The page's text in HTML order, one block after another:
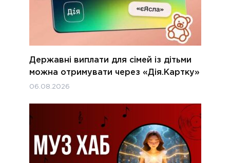
Державні виплати для сімей із дітьми
можна отримувати через «Дія.Картку»
06.08.2026